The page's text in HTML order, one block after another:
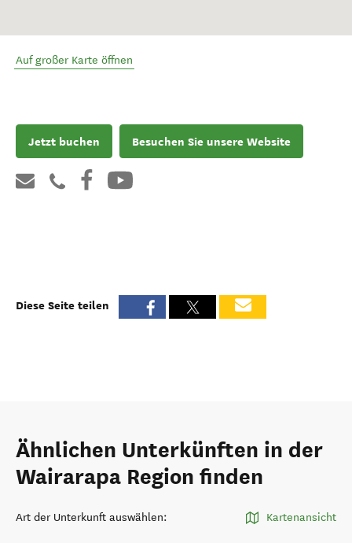
Auf großer Karte öffnen
Jetzt buchen Besuchen Sie unsere Website
Diese Seite teilen
Ähnlichen Unterkünften in der
Wairarapa Region finden
Art der Unterkunft auswählen: Kartenansicht